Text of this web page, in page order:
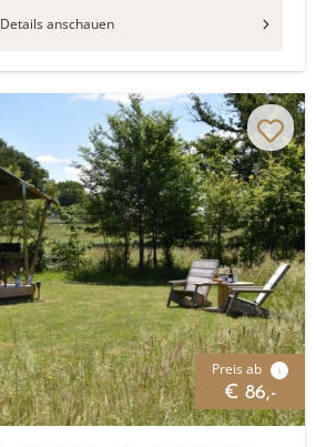
Details anschauen
Preis ab i
€ 86,-